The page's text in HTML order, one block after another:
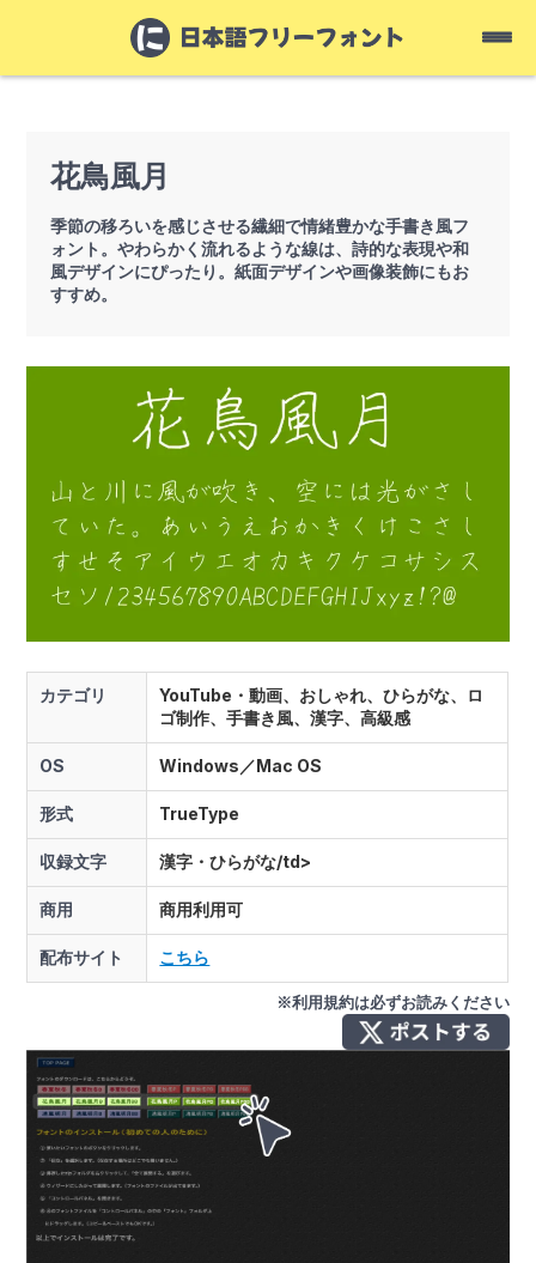
花鳥風月
季節の移ろいを感じさせる繊細で情緒豊かな手書き風フ
ォント。やわらかく流れるような線は、詩的な表現や和
風デザインにぴったり。紙面デザインや画像装飾にもお
すすめ。
カテゴリ
YouTube・動画、おしゃれ、ひらがな、ロ
ゴ制作、手書き風、漢字、高級感
OS Windows／Mac OS
形式 TrueType
収録文字 漢字・ひらがな/td>
商用 商用利用可
配布サイト こちら
※利用規約は必ずお読みください